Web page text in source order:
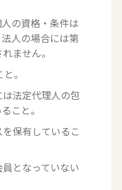
の資格・条件は
人の場合には第
ません。
。
法定代理人の包
こと。
保有しているこ
となっていない